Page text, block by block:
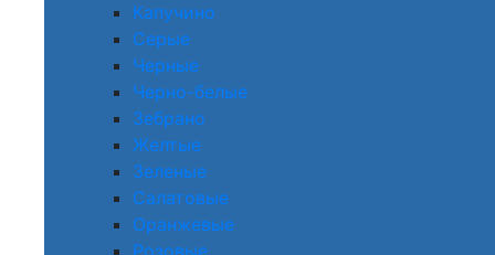
Капучино
Серые
Черные
Черно-белые
Зебрано
Желтые
Зеленые
Салатовые
Оранжевые
Розовые